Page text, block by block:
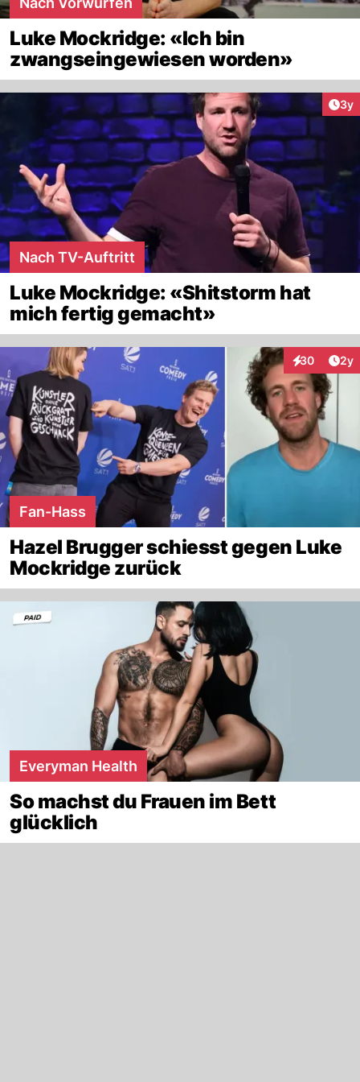
Luke Mockridge: «Ich bin
zwangseingewiesen worden»
3y
Nach TV-Auftritt
Luke Mockridge: «Shitstorm hat
mich fertig gemacht»
30
Interaktionen
2y
Fan-Hass
Hazel Brugger schiesst gegen Luke
Mockridge zurück
Everyman Health
So machst du Frauen im Bett
glücklich